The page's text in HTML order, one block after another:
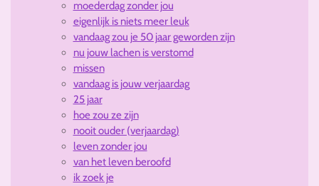
moederdag zonder jou
eigenlijk is niets meer leuk
vandaag zou je 50 jaar geworden zijn
nu jouw lachen is verstomd
missen
vandaag is jouw verjaardag
25 jaar
hoe zou ze zijn
nooit ouder (verjaardag)
leven zonder jou
van het leven beroofd
ik zoek je